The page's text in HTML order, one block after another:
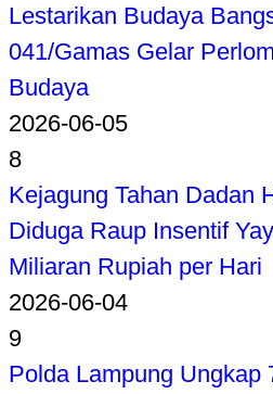
Lestarikan Budaya
041/Gamas Gelar
Budaya
2026-06-05
8
Kejagung Tahan Dadan
Diduga Raup Insentif
Miliaran Rupiah per Hari
2026-06-04
9
Polda Lampung Ungkap